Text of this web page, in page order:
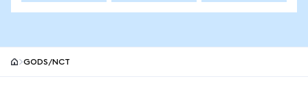
GODS/NCT